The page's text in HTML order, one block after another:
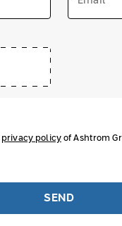
privacy policyof Ashtrom
SEND